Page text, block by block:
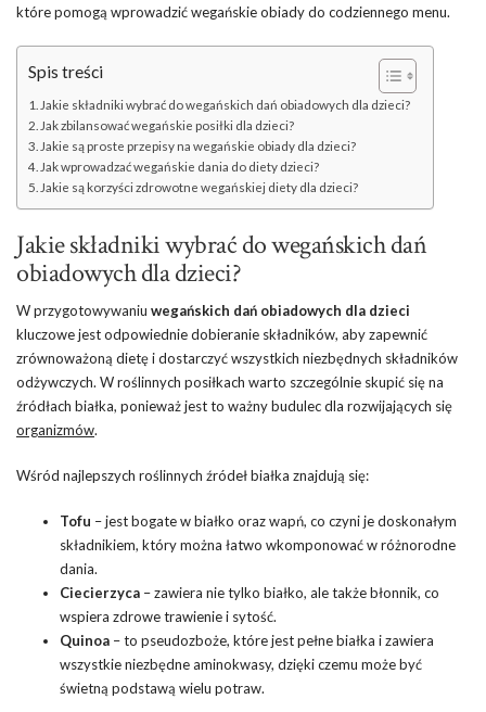
które pomogą wprowadzić wegańskie obiady do codziennego menu.
Spis treści
Jakie składniki wybrać do wegańskich dań obiadowych dla dzieci?
Jak zbilansować wegańskie posiłki dla dzieci?
Jakie są proste przepisy na wegańskie obiady dla dzieci?
Jak wprowadzać wegańskie dania do diety dzieci?
Jakie są korzyści zdrowotne wegańskiej diety dla dzieci?
Jakie składniki wybrać do wegańskich dań
obiadowych dla dzieci?
W przygotowywaniu wegańskich dań obiadowych dla dzieci
kluczowe jest odpowiednie dobieranie składników, aby zapewnić
zrównoważoną dietę i dostarczyć wszystkich niezbędnych składników
odżywczych. W roślinnych posiłkach warto szczególnie skupić się na
źródłach białka, ponieważ jest to ważny budulec dla rozwijających się
organizmów.
Wśród najlepszych roślinnych źródeł białka znajdują się:
Tofu – jest bogate w białko oraz wapń, co czyni je doskonałym
składnikiem, który można łatwo wkomponować w różnorodne
dania.
Ciecierzyca – zawiera nie tylko białko, ale także błonnik, co
wspiera zdrowe trawienie i sytość.
Quinoa – to pseudozboże, które jest pełne białka i zawiera
wszystkie niezbędne aminokwasy, dzięki czemu może być
świetną podstawą wielu potraw.